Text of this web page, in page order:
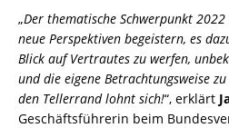
„Der thematische Schwerpunkt
neue Perspektiven begeistern, es
Blick auf Vertrautes zu werfen,
und die eigene Betrachtungsweise
den Tellerrand lohnt sich!“, erklärt
Geschäftsführerin beim